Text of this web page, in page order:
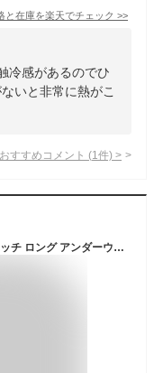
と在庫を楽天でチェック >>
冷感があるのでひ
いと非常に熱がこ
すすめコメント (1 件) >
Sillictor スポーツタイツ メンズ パワーストレッチ ロング アンダーウェア コンプレッション タイツ [UVカット + 吸汗速乾] yc1060blk-gn- M